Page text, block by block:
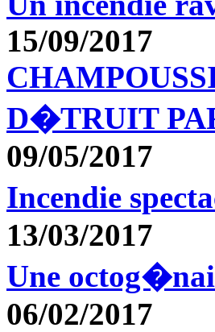
15/09/2017
D�TRUIT
09/05/2017
Incendie
13/03/2017
Une
06/02/2017